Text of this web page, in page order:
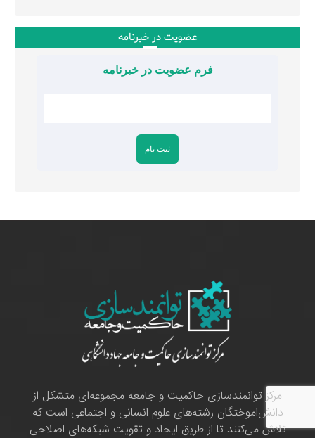
عضویت در خبرنامه
فرم عضویت در خبرنامه
مرکز توانمندسازی حاکمیت و جامعه مجموعه‌ای متشکل از
دانش‌اموختگان رشته‌های علوم انسانی و اجتماعی است که
تلاش می‌کنند تا از طریق ایجاد و تقویت شبکه‌های اصلاحی